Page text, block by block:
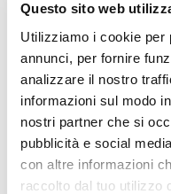
Questo sito web
Utilizziamo i cookie per
annunci, per fornire
analizzare il nostro
informazioni sul modo
nostri partner che si
pubblicità e social
con altre informazioni
raccolto dal tuo utilizzo
construction,
range of
A mix of
come together in
appeal: these are
Ceramica
at